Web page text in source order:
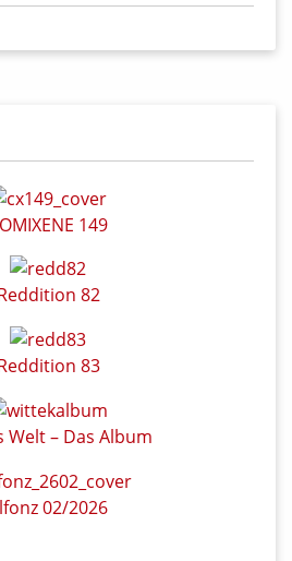
149
82
83
Welt – Das Album
02/2026